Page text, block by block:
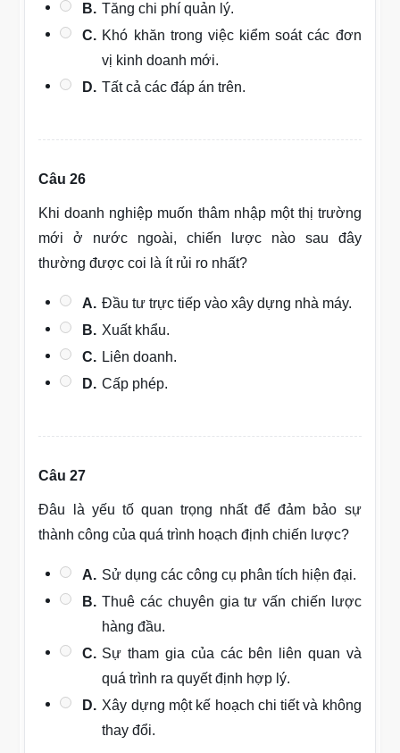
B. Tăng chi phí quản lý.
C. Khó khăn trong việc kiểm soát các đơn
vị kinh doanh mới.
D. Tất cả các đáp án trên.
Câu 26
Khi doanh nghiệp muốn thâm nhập một thị trường
mới ở nước ngoài, chiến lược nào sau đây
thường được coi là ít rủi ro nhất?
A. Đầu tư trực tiếp vào xây dựng nhà máy.
B. Xuất khẩu.
C. Liên doanh.
D. Cấp phép.
Câu 27
Đâu là yếu tố quan trọng nhất để đảm bảo sự
thành công của quá trình hoạch định chiến lược?
A. Sử dụng các công cụ phân tích hiện đại.
B. Thuê các chuyên gia tư vấn chiến lược
hàng đầu.
C. Sự tham gia của các bên liên quan và
quá trình ra quyết định hợp lý.
D. Xây dựng một kế hoạch chi tiết và không
thay đổi.